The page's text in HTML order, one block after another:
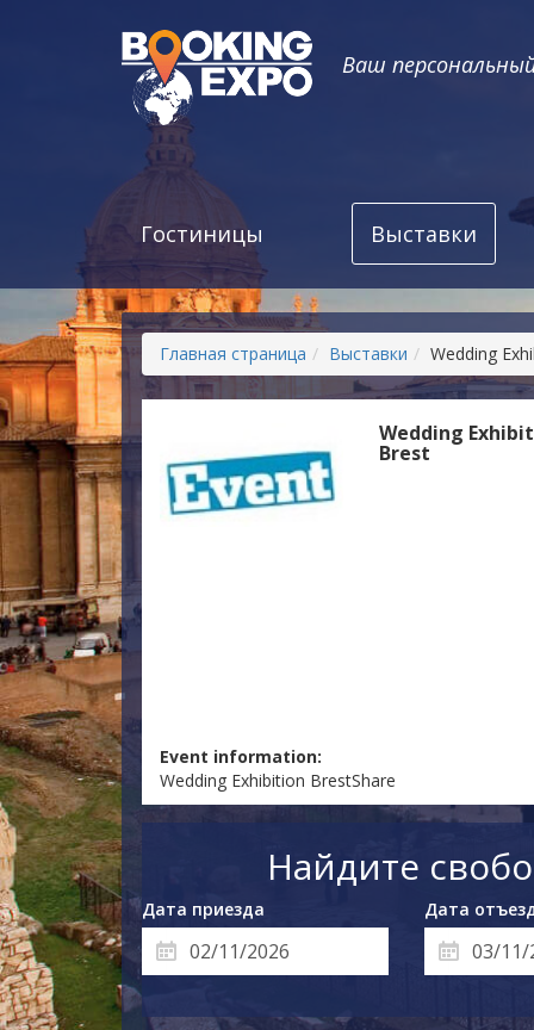
Ваш
Гостиницы Выставки
Главная страница Выставки Wedding
Wedding
Brest
Event information:
Wedding Exhibition BrestShare
Найдите
Дата приезда Дата